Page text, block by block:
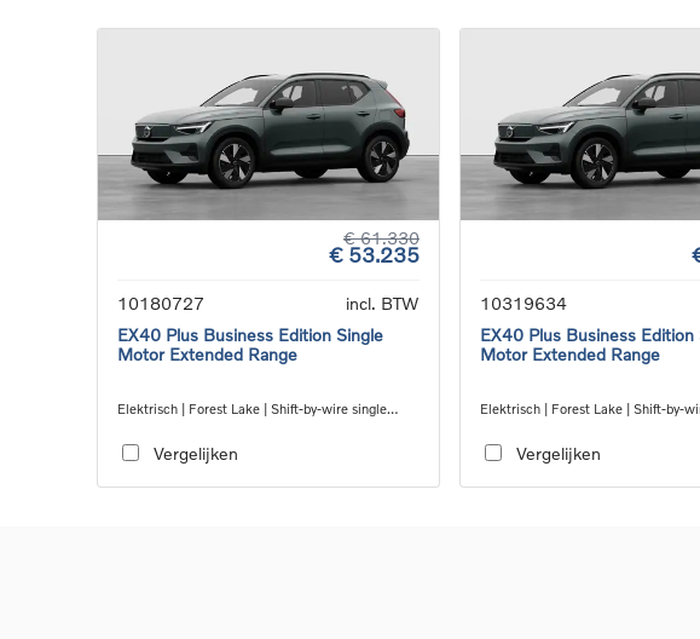
€ 61.330
€ 53.235
10180727
incl. BTW
EX40 Plus Business Edition Single
Motor Extended Range
Elektrisch | Forest Lake | Shift-by-wire single
Vergelijken
10319634
EX40 Plus Business Edition
Motor Extended Range
Elektrisch | Forest Lake | Shift-by-
Vergelijken